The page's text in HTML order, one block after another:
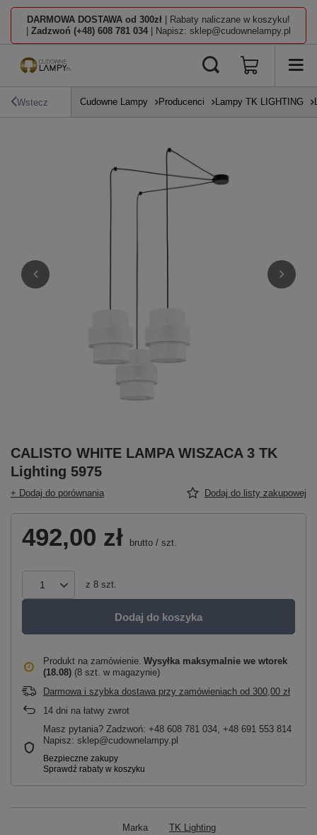
DARMOWA DOSTAWA od 300zł | Rabaty naliczane w koszyku!
Zadzwoń (+48) 608 781 034 | Napisz: sklep@cudownelampy.pl
Wstecz Cudowne Lampy Producenci Lampy TK LIGHTING
CALISTO WHITE LAMPA WISZACA 3 TK
Lighting 5975
+ Dodaj do porównania Dodaj do listy zakupowej
492,00 zł brutto / szt.
z 8 szt.
Dodaj do koszyka
Produkt na zamówienie Wysyłka maksymalnie we wtorek
(18.08) (8 szt. w magazynie)
Darmowa i szybka dostawa przy zamówieniach od 300,00 zł
14 dni na łatwy zwrot
Masz pytania? Zadzwoń: +48 608 781 034, +48 691 553 814
Napisz: sklep@cudownelampy.pl
Marka TK Lighting